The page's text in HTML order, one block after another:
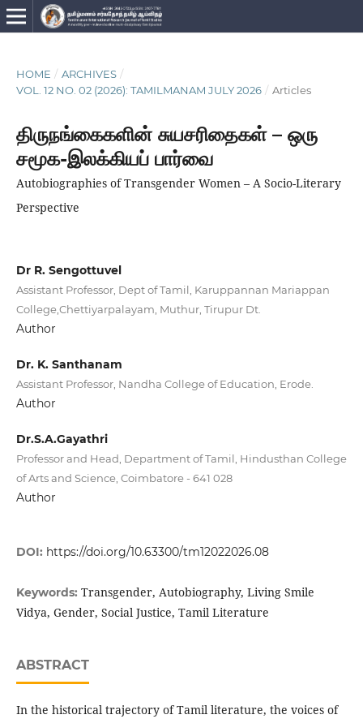
HOME / ARCHIVES /
VOL. 12 NO. 02 (2026): TAMILMANAM JULY 2026 / Articles
திருநங்கைகளின் சுயசரிதைகள் – ஒரு
சமூக-இலக்கியப் பார்வை
Autobiographies of Transgender Women – A Socio-Literary
Perspective
Dr R. Sengottuvel
Assistant Professor, Dept of Tamil, Karuppannan Mariappan
College,Chettiyarpalayam, Muthur, Tirupur Dt.
Author
Dr. K. Santhanam
Assistant Professor, Nandha College of Education, Erode.
Author
Dr.S.A.Gayathri
Professor and Head, Department of Tamil, Hindusthan College
of Arts and Science, Coimbatore - 641 028
Author
DOI: https://doi.org/10.63300/tm12022026.08
Keywords: Transgender, Autobiography, Living Smile
Vidya, Gender, Social Justice, Tamil Literature
ABSTRACT
In the historical trajectory of Tamil literature, the voices of